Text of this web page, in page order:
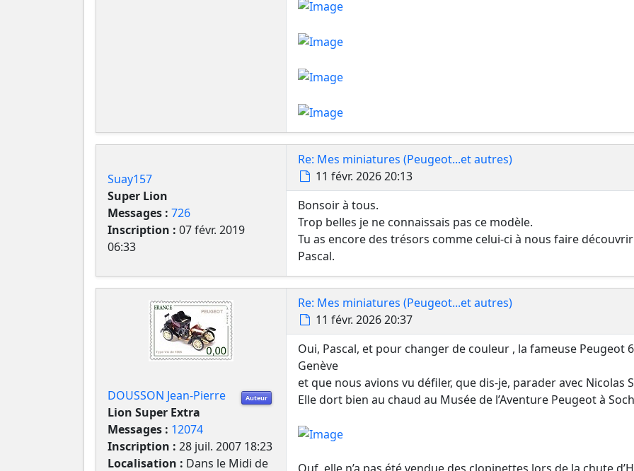
Suay157
Super Lion
Messages : 726
Inscription : 07 févr. 2019
06:33
Re: Mes miniatures (Peugeot...et autres)
Message
11 févr. 2026 20:13
Bonsoir à tous.
Trop belles je ne connaissais pas ce modèle.
Tu as encore des trésors comme celui-ci à nous faire découvrir
Pascal.
Auteur
DOUSSON Jean-Pierre
Lion Super Extra
Messages : 12074
Inscription : 28 juil. 2007 18:23
Localisation : Dans le Midi de
Re: Mes miniatures (Peugeot...et autres)
Message
11 févr. 2026 20:37
Oui, Pascal, et pour changer de couleur , la fameuse Peugeot
Genève
et que nous avions vu défiler, que dis-je, parader avec Nicolas
Elle dort bien au chaud au Musée de l’Aventure Peugeot à